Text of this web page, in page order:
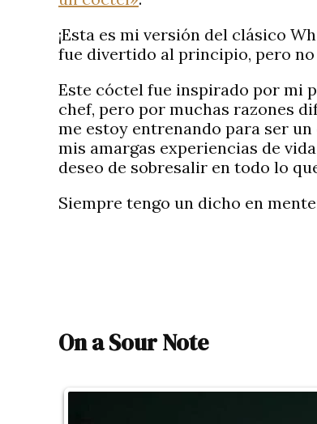
¡Esta es mi versión del clásico
fue divertido al principio, pero
Este cóctel fue inspirado por mi
chef, pero por muchas razones
me estoy entrenando para ser
mis amargas experiencias de
deseo de sobresalir en todo lo
Siempre tengo un dicho en
On a Sour Note